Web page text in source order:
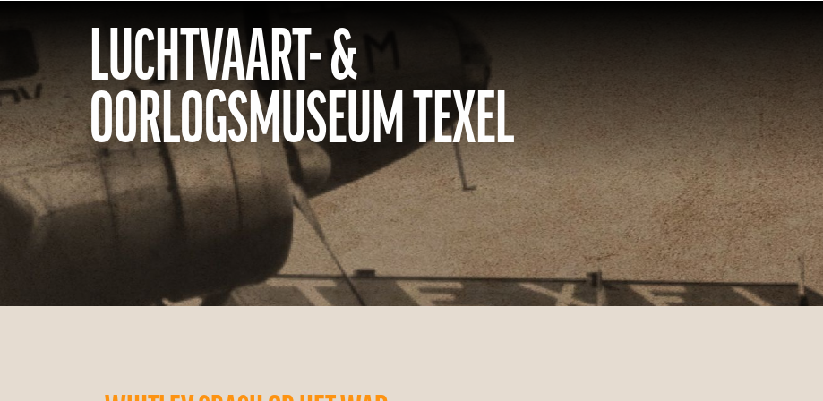
LUCHTVAART- &
OORLOGSMUSEUM TEXEL